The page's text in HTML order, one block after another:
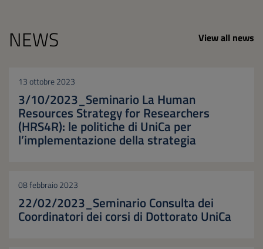
NEWS View all news
13 ottobre 2023
3/10/2023_Seminario La Human
Resources Strategy for Researchers
(HRS4R): le politiche di UniCa per
l’implementazione della strategia
08 febbraio 2023
22/02/2023_Seminario Consulta dei
Coordinatori dei corsi di Dottorato UniCa